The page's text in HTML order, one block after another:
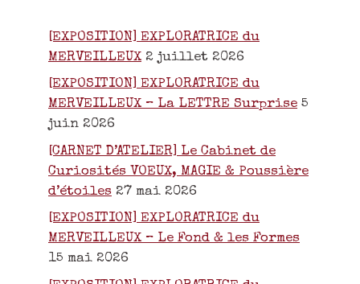
[EXPOSITION] EXPLORATRICE du
MERVEILLEUX 2 juillet 2026
[EXPOSITION] EXPLORATRICE du
MERVEILLEUX – La LETTRE Surprise 5
juin 2026
[CARNET D’ATELIER] Le Cabinet de
Curiosités VOEUX, MAGIE & Poussière
d’étoiles 27 mai 2026
[EXPOSITION] EXPLORATRICE du
MERVEILLEUX – Le Fond & les Formes
15 mai 2026